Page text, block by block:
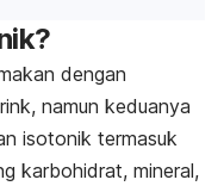
dengan
, namun keduanya
isotonik termasuk
karbohidrat, mineral,